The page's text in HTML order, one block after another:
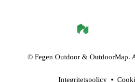
© Fegen Outdoor& OutdoorMap.
Integritetspolicy •